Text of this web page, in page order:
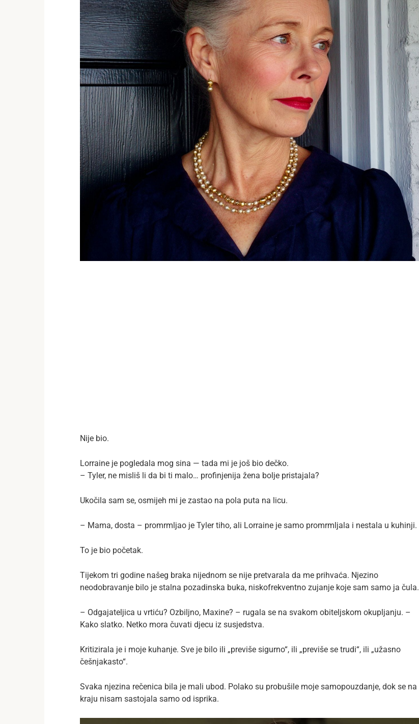
Nije bio.
Lorraine je pogledala mog sina — tada mi je još bio dečko.
– Tyler, ne misliš li da bi ti malo… profinjenija žena bolje pristajala?
Ukočila sam se, osmijeh mi je zastao na pola puta na licu.
– Mama, dosta – promrmljao je Tyler tiho, ali Lorraine je samo promrmljala i nestala u kuhinji.
To je bio početak.
Tijekom tri godine našeg braka nijednom se nije pretvarala da me prihvaća. Njezino
neodobravanje bilo je stalna pozadinska buka, niskofrekventno zujanje koje sam samo ja čula.
– Odgajateljica u vrtiću? Ozbiljno, Maxine? – rugala se na svakom obiteljskom okupljanju. –
Kako slatko. Netko mora čuvati djecu iz susjedstva.
Kritizirala je i moje kuhanje. Sve je bilo ili „previše sigurno“, ili „previše se trudi“, ili „užasno
češnjakasto“.
Svaka njezina rečenica bila je mali ubod. Polako su probušile moje samopouzdanje, dok se na
kraju nisam sastojala samo od isprika.